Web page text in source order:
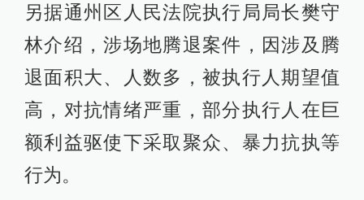
另据通州区人民法院执行局局长樊守
林介绍，涉场地腾退案件，因涉及腾
退面积大、人数多，被执行人期望值
高，对抗情绪严重，部分执行人在巨
额利益驱使下采取聚众、暴力抗执等
行为。